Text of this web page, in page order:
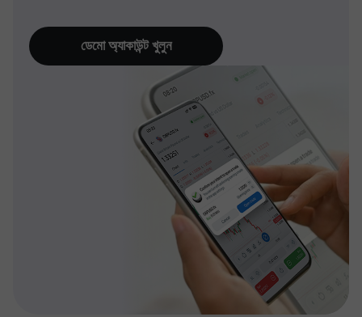
ডেমো অ্যাকাউন্ট খুলুন